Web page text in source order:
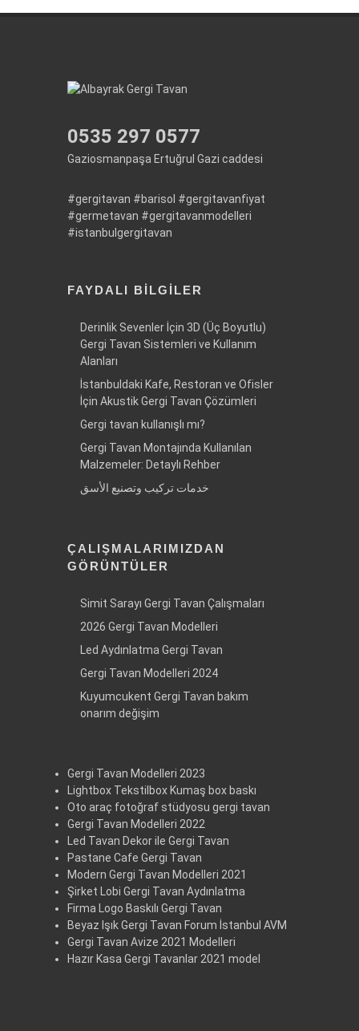
0535 297 0577
Gaziosmanpaşa Ertuğrul Gazi caddesi
#gergitavan #barisol #gergitavanfiyat
#germetavan #gergitavanmodelleri
#istanbulgergitavan
FAYDALI BILGILER
Derinlik Sevenler İçin 3D (Üç Boyutlu)
Gergi Tavan Sistemleri ve Kullanım
Alanları
İstanbuldaki Kafe, Restoran ve Ofisler
İçin Akustik Gergi Tavan Çözümleri
Gergi tavan kullanışlı mı?
Gergi Tavan Montajında Kullanılan
Malzemeler: Detaylı Rehber
خدمات تركيب وتصنيع الأسق
ÇALIŞMALARIMIZDAN
GÖRÜNTÜLER
Simit Sarayı Gergi Tavan Çalışmaları
2026 Gergi Tavan Modelleri
Led Aydınlatma Gergi Tavan
Gergi Tavan Modelleri 2024
Kuyumcukent Gergi Tavan bakım
onarım değişim
Gergi Tavan Modelleri 2023
Lightbox Tekstilbox Kumaş box baskı
Oto araç fotoğraf stüdyosu gergi tavan
Gergi Tavan Modelleri 2022
Led Tavan Dekor ile Gergi Tavan
Pastane Cafe Gergi Tavan
Modern Gergi Tavan Modelleri 2021
Şirket Lobi Gergi Tavan Aydınlatma
Firma Logo Baskılı Gergi Tavan
Beyaz Işık Gergi Tavan Forum İstanbul AVM
Gergi Tavan Avize 2021 Modelleri
Hazır Kasa Gergi Tavanlar 2021 model